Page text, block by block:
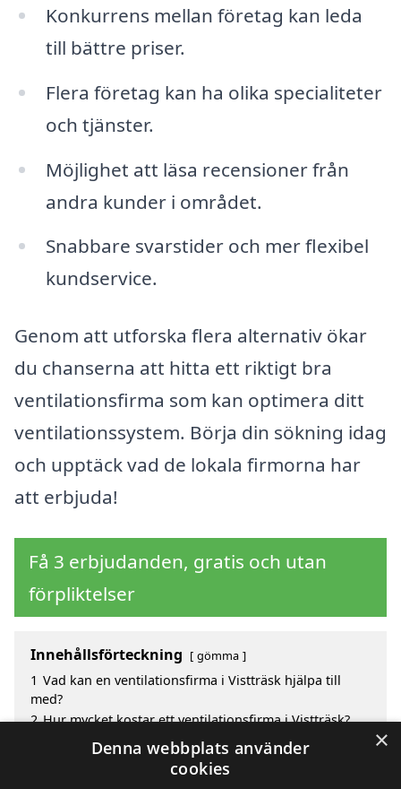
Konkurrens mellan företag kan leda
till bättre priser.
Flera företag kan ha olika specialiteter
och tjänster.
Möjlighet att läsa recensioner från
andra kunder i området.
Snabbare svarstider och mer flexibel
kundservice.
Genom att utforska flera alternativ ökar
du chanserna att hitta ett riktigt bra
ventilationsfirma som kan optimera ditt
ventilationssystem. Börja din sökning idag
och upptäck vad de lokala firmorna har
att erbjuda!
Få 3 erbjudanden, gratis och utan
förpliktelser
Innehållsförteckning gömma
1 Vad kan en ventilationsfirma i Vistträsk hjälpa till
med?
2 Hur mycket kostar ett ventilationsfirma i Vistträsk?
Fördelar med att välja ventilationsfirma i Vistträsk
Sök efter en skicklig ventilationsfirma i de omgivande
×
Denna webbplats använder
cookies